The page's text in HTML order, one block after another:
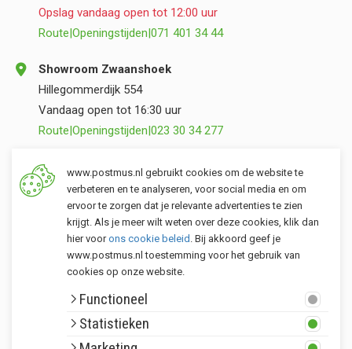
Klantenservice
Postmus merken
Opslag vandaag open tot 12:00 uur
Route|Openingstijden|071 401 34 44
Showroom Zwaanshoek
Hillegommerdijk 554
Vandaag open tot 16:30 uur
Route|Openingstijden|023 30 34 277
Opslag Valkenburg (ZH)
Torenvlietslaan 3
Vandaag open tot 12:00 uur
Route|Openingstijden |071 401 34 44
www.postmus.nl gebruikt cookies om de website te
verbeteren en te analyseren, voor social media en om
ervoor te zorgen dat je relevante advertenties te zien
krijgt. Als je meer wilt weten over deze cookies, klik dan
hier voorons cookie beleid . Bij akkoord geef je
www.postmus.nl toestemming voor het gebruik van
cookies op onze website.
Functioneel
Statistieken